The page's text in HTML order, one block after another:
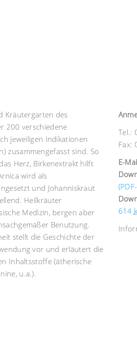
Kräutergarten des
200 verschiedene
jeweiligen Indikationen
zusammengefasst sind. So
Herz, Birkenextrakt hilft
wird als
und Johanniskraut
Heilkräuter
Medizin, bergen aber
Benutzung.
stellt die Geschichte der
vor und erläutert die
Inhaltsstoffe (ätherische
u.a.).
Tel.:
Fax:
E-
614